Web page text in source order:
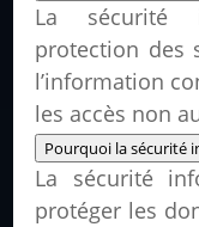
La sécurité
protection des
l’information
les accès non
Pourquoi la sécurité
La sécurité
protéger les